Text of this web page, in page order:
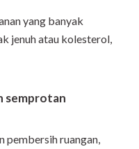
yang banyak
jenuh atau kolesterol,
semprotan
pembersih ruangan,